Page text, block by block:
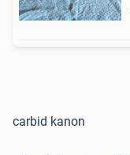
carbid kanon